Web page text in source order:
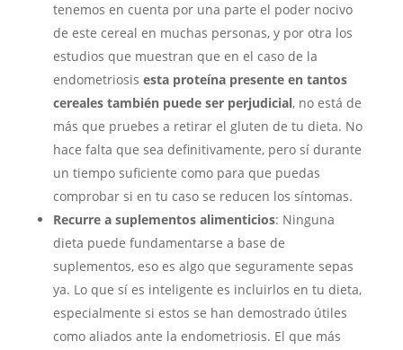
tenemos en cuenta por una parte el poder nocivo
de este cereal en muchas personas, y por otra los
estudios que muestran que en el caso de la
endometriosis esta proteína presente en tantos
cereales también puede ser perjudicial, no está de
más que pruebes a retirar el gluten de tu dieta. No
hace falta que sea definitivamente, pero sí durante
un tiempo suficiente como para que puedas
comprobar si en tu caso se reducen los síntomas.
Recurre a suplementos alimenticios: Ninguna
dieta puede fundamentarse a base de
suplementos, eso es algo que seguramente sepas
ya. Lo que sí es inteligente es incluirlos en tu dieta,
especialmente si estos se han demostrado útiles
como aliados ante la endometriosis. El que más